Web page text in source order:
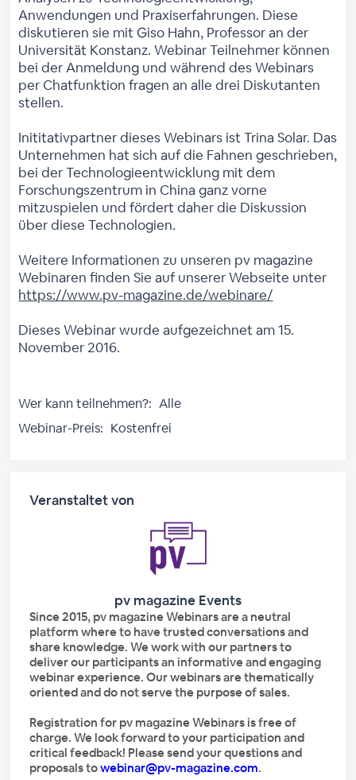
Anwendungen und Praxiserfahrungen. Diese
diskutieren sie mit Giso Hahn, Professor an der
Universität Konstanz. Webinar Teilnehmer können
bei der Anmeldung und während des Webinars
per Chatfunktion fragen an alle drei Diskutanten
stellen.
Inititativpartner dieses Webinars ist Trina Solar. Das
Unternehmen hat sich auf die Fahnen geschrieben,
bei der Technologieentwicklung mit dem
Forschungszentrum in China ganz vorne
mitzuspielen und fördert daher die Diskussion
über diese Technologien.
Weitere Informationen zu unseren pv magazine
Webinaren finden Sie auf unserer Webseite unter
https://www.pv-magazine.de/webinare/
Dieses Webinar wurde aufgezeichnet am 15.
November 2016.
Wer kann teilnehmen?: Alle
Webinar-Preis: Kostenfrei
Veranstaltet von
pv magazine Events
Since 2015, pv magazine Webinars are a neutral
platform where to have trusted conversations and
share knowledge. We work with our partners to
deliver our participants an informative and engaging
webinar experience. Our webinars are thematically
oriented and do not serve the purpose of sales.
Registration for pv magazine Webinars is free of
charge. We look forward to your participation and
critical feedback! Please send your questions and
proposals towebinar@pv-magazine.com.